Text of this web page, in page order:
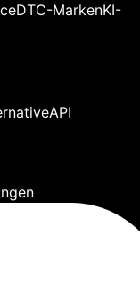
DTC-MarkenKI-
API